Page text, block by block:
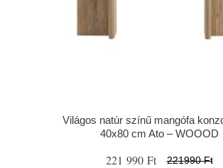
Világos natúr színű mangófa
40x80 cm Ato – WOOOD
221 990 Ft 221990 Ft